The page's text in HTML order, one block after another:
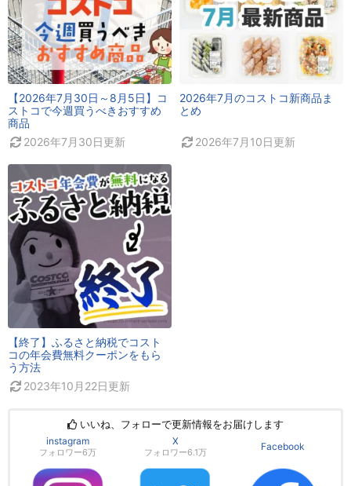
【2026年7月30日～8月5日】コ
ストコで今週買うべきおすすめ
商品
2026年7月30日更新
2026年7月のコストコ新商品ま
とめ
2026年7月10日更新
【終了】ふるさと納税でコスト
コの年会費無料クーポンをもら
う方法
2023年10月22日更新
いいね、フォローで更新情報をお届けします
instagram
フォロワー6万
X
フォロワー6.1万
Facebook